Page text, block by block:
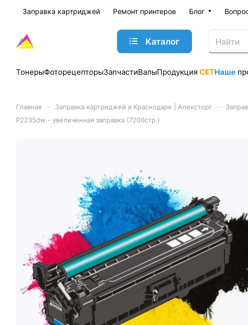
Заправка картриджей Ремонт принтеров Блог
Каталог
ТонерыФоторецепторыЗапчастиВалыПродукция CETНаше
Главная Заправка картриджей в Краснодаре | Апексторг
P2235dw - увеличенная заправка (7200стр.)